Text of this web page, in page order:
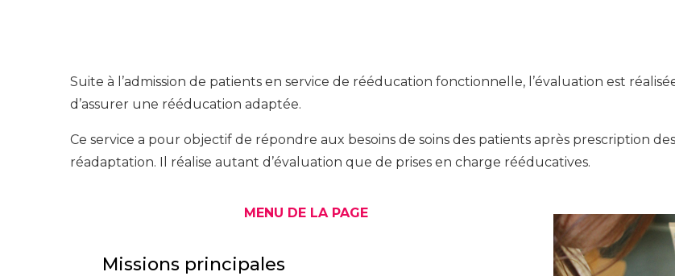
Suite à l’admission de patients en service de rééducation fonctionnelle, l’évaluation est
d’assurer une rééducation adaptée.
Ce service a pour objectif de répondre aux besoins de soins des patients après prescription
réadaptation. Il réalise autant d’évaluation que de prises en charge rééducatives.
MENU DE LA PAGE
Missions principales